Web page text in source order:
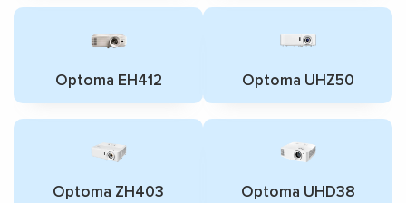
Optoma EH412 Optoma UHZ50
Optoma ZH403 Optoma UHD38